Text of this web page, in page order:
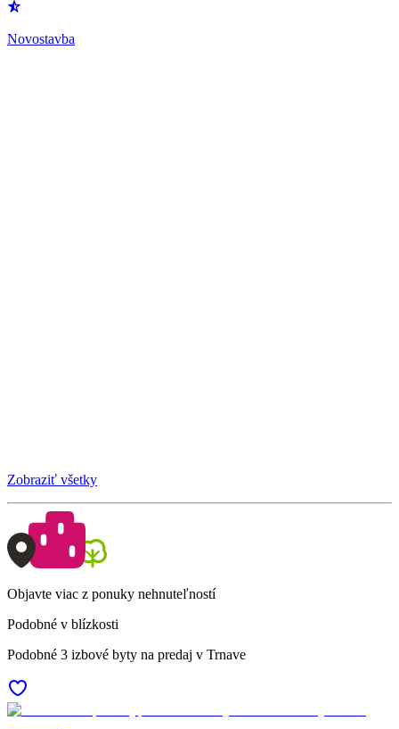
Novostavba
Zobraziť všetky
Objavte viac z ponuky nehnuteľností
Podobné v blízkosti
Podobné 3 izbové byty na predaj v Trnave